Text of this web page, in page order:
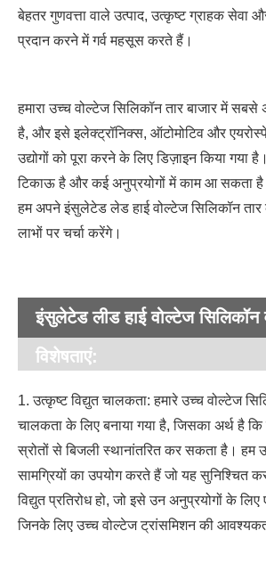
बेहतर गुणवत्ता वाले उत्पाद, उत्कृष्ट ग्राहक सेवा
प्रदान करने में गर्व महसूस करते हैं।
हमारा उच्च वोल्टेज सिलिकॉन तार बाजार में सबसे
है, और इसे इलेक्ट्रॉनिक्स, ऑटोमोटिव और
उद्योगों को पूरा करने के लिए डिज़ाइन किया गया
टिकाऊ है और कई अनुप्रयोगों में काम आ सकता
हम अपने इंसुलेटेड लेड हाई वोल्टेज सिलिकॉन
लाभों पर चर्चा करेंगे।
इंसुलेटेड लीड हाई वोल्टेज सिलिकॉन
विशेषताएं:
1. उत्कृष्ट विद्युत चालकता: हमारे उच्च वोल्टेज
चालकता के लिए बनाया गया है, जिसका अर्थ है
स्रोतों से बिजली स्थानांतरित कर सकता है। हम
सामग्रियों का उपयोग करते हैं जो यह सुनिश्चित
विद्युत प्रतिरोध हो, जो इसे उन अनुप्रयोगों के
जिनके लिए उच्च वोल्टेज ट्रांसमिशन की